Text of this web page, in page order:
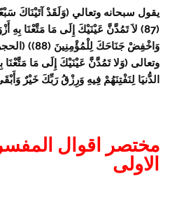
يقول سبحانه وتعالي (وَلَقَدْ آتَيْنَاكَ
(87) لاَ تَمُدَّنَّ عَيْنَيْكَ إِلَى مَا مَتَّعْنَا بِهِ
وتعالى (وَلا تَمُدَّنَّ عَيْنَيْكَ إِلَى مَا مَتَّعْنَا
الدُّنيَا لِنَفْتِنَهُمْ فِيهِ وَرِزْقُ رَبِّكَ خَيْرٌ وَأَبْقَى (131)) (طه
مختصر اقوال
الاولى